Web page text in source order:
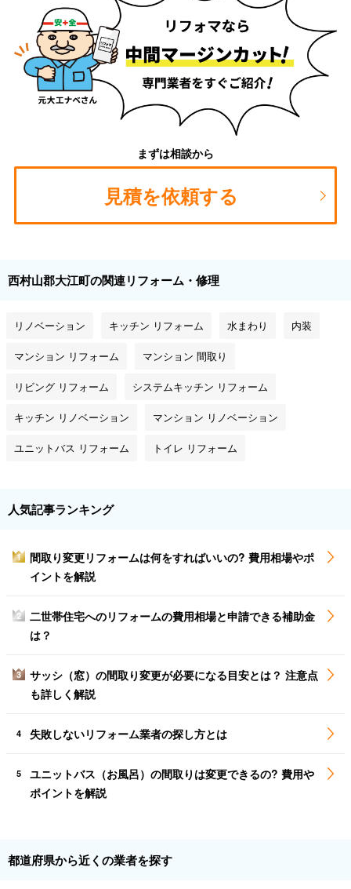
まずは相談から
見積を依頼する
西村山郡大江町の関連リフォーム・修理
リノベーション キッチン リフォーム 水まわり 内装
マンション リフォーム マンション 間取り
リビング リフォーム システムキッチン リフォーム
キッチン リノベーション マンション リノベーション
ユニットバス リフォーム トイレ リフォーム
人気記事ランキング
1
間取り変更リフォームは何をすればいいの? 費用相場やポ
イントを解説
2
二世帯住宅へのリフォームの費用相場と申請できる補助金
は？
3
サッシ（窓）の間取り変更が必要になる目安とは？ 注意点
も詳しく解説
4 失敗しないリフォーム業者の探し方とは
5
ユニットバス（お風呂）の間取りは変更できるの? 費用や
ポイントを解説
都道府県から近くの業者を探す